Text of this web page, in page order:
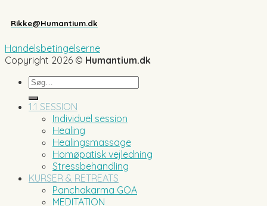
Rikke@Humantium.dk
Handelsbetingelserne
Copyright 2026 © Humantium.dk
Søg
efter:
1:1 SESSION
Individuel session
Healing
Healingsmassage
Homøpatisk vejledning
Stressbehandling
KURSER & RETREATS
Panchakarma GOA
MEDITATION